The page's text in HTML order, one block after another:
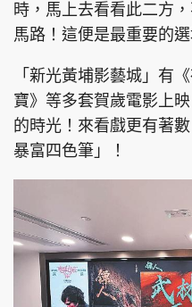
時，馬上去看看此二方
馬路！這便是最重要的選
「新光黃埔影藝城」有
寶》等多套賀歲電影上
的時光！來看戲更有著
暴富四色筆」！